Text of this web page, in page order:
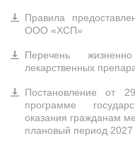
Правила
ООО «ХСП»
Перечень
лекарственных
Постановление
программе
оказания гражданам
плановый период 2027